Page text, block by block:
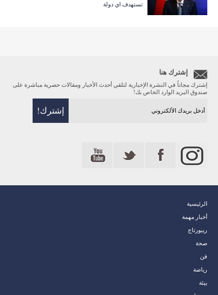
تستهدف اي دولة
إشترك هنا
إشترك مجاناً في النشرة الإخبارية لتلقي أحدث الأخبار ومقالات حصرية مباشرة على
صندوق البريد الوارد الخاص بك!
الرئيسية
أخبار مهمة
ريبورتاج
صحة
فن
رياضة
بيئة